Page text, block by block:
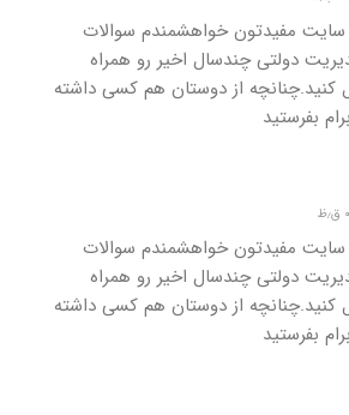
سایت مفیدتون خواهشمندم سوالات
دولتی چندسال اخیر رو همراه
کنید.چنانچه از دوستان هم کسی داشته
بفرستید
سایت مفیدتون خواهشمندم سوالات
دولتی چندسال اخیر رو همراه
کنید.چنانچه از دوستان هم کسی داشته
بفرستید